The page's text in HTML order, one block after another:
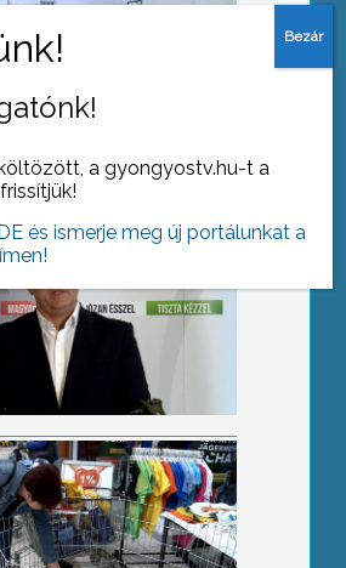
és elvándorlás
akció a kutyákért
imák, modern dallamok
a gyongyostv.hu-t a
és ismerje meg új portálunkat a